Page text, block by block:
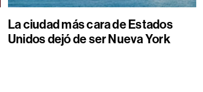
La ciudad más cara de Estados
Unidos dejó de ser Nueva York